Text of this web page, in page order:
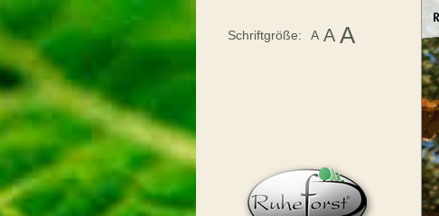
Schriftgröße: A A A